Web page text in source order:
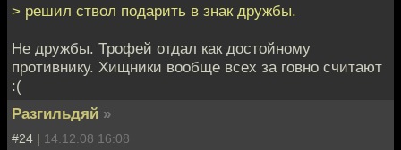
> решил ствол подарить в знак дружбы.
Не дружбы. Трофей отдал как достойному
противнику. Хищники вообще всех за говно считают
:(
Разгильдяй »
#24 | 14.12.08 16:08